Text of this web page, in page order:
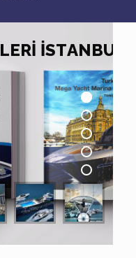
LERİ İSTANBU